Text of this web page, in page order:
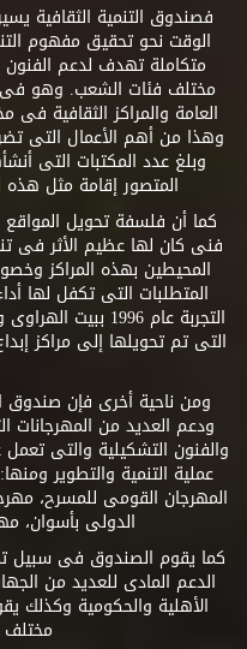
فصندوق التنمية
الوقت نحو تحقيق مفهوم
متكاملة تهدف لدعم الفنون
مختلف فئات الشعب. وهو فى
العامة والمراكز الثقافية فى
وهذا من أهم الأعمال التى
وبلغ عدد المكتبات التى
المتصور إقامة مثل هذه
كما أن فلسفة تحويل المواقع
فنى كان لها عظيم الأثر فى
المحيطين بهذه المراكز
المتطلبات التى تكفل لها
التجربة عام 1996
ومن ناحية أخرى فإن صندوق
ودعم العديد من المهرجانات
والفنون التشكيلية والتى
عملية التنمية والتطوير
المهرجان القومى للمسرح،
الدولى بأسوان،
كما يقوم الصندوق فى سبيل
الدعم المادى للعديد من
الأهلية والحكومية وكذلك
مختلف